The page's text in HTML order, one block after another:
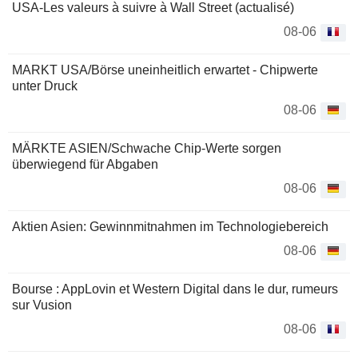
USA-Les valeurs à suivre à Wall Street (actualisé)
08-06
MARKT USA/Börse uneinheitlich erwartet - Chipwerte
unter Druck
08-06
MÄRKTE ASIEN/Schwache Chip-Werte sorgen
überwiegend für Abgaben
08-06
Aktien Asien: Gewinnmitnahmen im Technologiebereich
08-06
Bourse : AppLovin et Western Digital dans le dur, rumeurs
sur Vusion
08-06